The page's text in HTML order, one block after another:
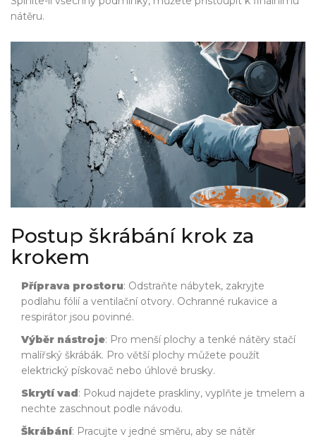
nátěru.
Postup škrábání krok za
krokem
Příprava prostoru: Odstraňte nábytek, zakryjte
podlahu fólií a ventilační otvory. Ochranné rukavice a
respirátor jsou povinné.
Výběr nástroje: Pro menší plochy a tenké nátěry stačí
malířský škrábák. Pro větší plochy můžete použít
elektrický pískovač nebo úhlové brusky.
Skrytí vad: Pokud najdete praskliny, vyplňte je tmelem a
nechte zaschnout podle návodu.
Škrábání: Pracujte v jedné směru, aby se nátěr